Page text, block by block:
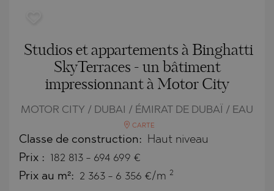
Studios et appartements à Binghatti
SkyTerraces - un bâtiment
impressionnant à Motor City
MOTOR CITY / DUBAI / ÉMIRAT DE DUBAÏ / EAU
CARTE
Classe de construction: Haut niveau
Prix : 182 813 - 694 699 €
Prix au m²: 2 363 - 6 356 €/m 2